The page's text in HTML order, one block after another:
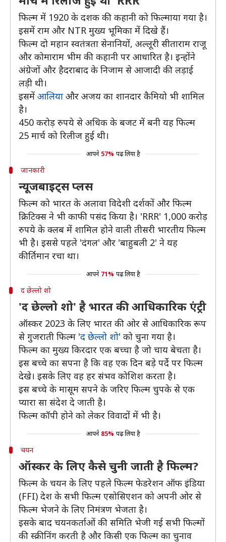
फिल्म में 1920 के दशक की कहानी को फिल्माया गया है।
इसमें राम और NTR मुख्य भूमिका में दिखे हैं।
फिल्म दो महान स्वतंत्रता सेनानियों, अल्लूरी सीताराम राजू
और कोमाराम भीम की कहानी पर आधारित है। इन्होंने
अंग्रेजों और हैदराबाद के निजाम से आजादी की लड़ाई
लड़ी थी।
इसमें आलिया और अजय का शानदार कैमियो भी शामिल
है।
450 करोड़ रुपये से अधिक के बजट में बनी यह फिल्म
25 मार्च को रिलीज हुई थी।
आपने 57% पढ़ लिया है
जानकारी
न्यूजबाइट्स प्लस
फिल्म को भारत के अलावा विदेशी दर्शकों और फिल्म
क्रिटिक्स ने भी काफी पसंद किया है। 'RRR' 1,000 करोड़
रुपये के क्लब में शामिल होने वाली तीसरी भारतीय फिल्म
भी है। इससे पहले 'दंगल' और 'बाहुबली 2' ने यह
कीर्तिमान रचा था।
आपने 71% पढ़ लिया है
द छेल्लो शो
'द छेल्लो शो' है भारत की आधिकारिक एंट्री
ऑस्कर 2023 के लिए भारत की ओर से आधिकारिक रूप
से गुजराती फिल्म 'द छेल्लो शो' को चुना गया है।
फिल्म का मुख्य किरदार एक बच्चा है जो चाय बेचता है।
इस बच्चे का सपना है कि वह एक दिन बड़े पर्दे पर फिल्म
देखे। इसके लिए वह हर संभव कोशिश करता है।
इस बच्चे के मासूम सपने के जरिए फिल्म चुपके से एक
प्यारा सा संदेश दे जाती है।
फिल्म कॉपी होने को लेकर विवादों में भी है।
आपने 85% पढ़ लिया है
चयन
ऑस्कर के लिए कैसे चुनी जाती है फिल्म?
फिल्म के चयन के लिए पहले फिल्म फेडरेशन ऑफ इंडिया
(FFI) देश के सभी फिल्म एसोसिएशन को अपनी ओर से
फिल्म भेजने के लिए निमंत्रण भेजता है।
इसके बाद चयनकर्ताओं की समिति भेजी गई सभी फिल्मों
की स्क्रीनिंग करती है और किसी एक फिल्म का चुनाव